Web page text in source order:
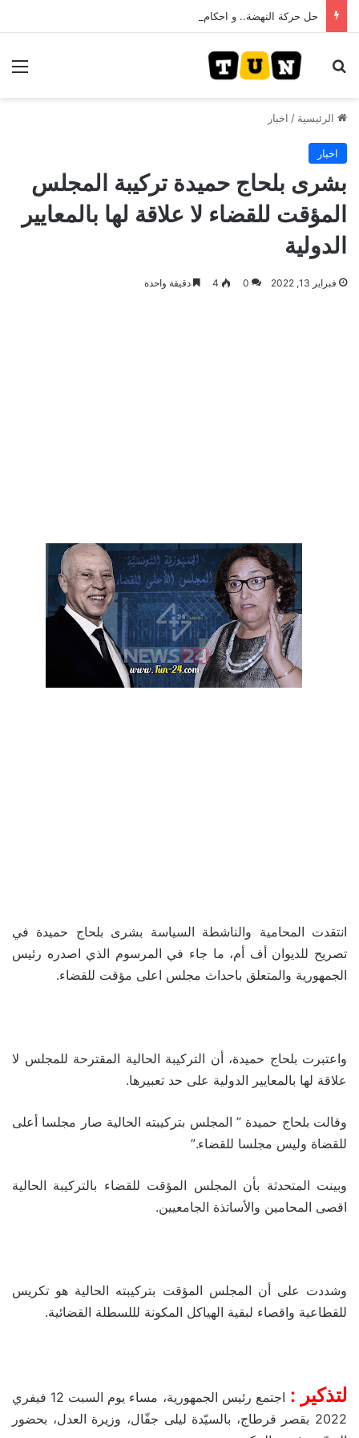
بحث عن
الرئيسية / اخبار
اخبار
بشرى بلحاج حميدة تركيبة المجلس
المؤقت للقضاء لا علاقة لها بالمعايير
الدولية
فبراير 13, 2022 0
4 دقيقة واحدة
انتقدت المحامية والناشطة السياسة بشرى بلحاج حميدة في
تصريح للديوان أف أم، ما جاء في المرسوم الذي اصدره رئيس
الجمهورية والمتعلق باحداث مجلس اعلى مؤقت للقضاء.
واعتبرت بلحاج حميدة، أن التركيبة الحالية المقترحة للمجلس لا
علاقة لها بالمعايير الدولية على حد تعبيرها.
وقالت بلحاج حميدة ” المجلس بتركيبته الحالية صار مجلسا أعلى
للقضاة وليس مجلسا للقضاء.”
وبينت المتحدثة بأن المجلس المؤقت للقضاء بالتركيبة الحالية
اقصى المحامين والأساتذة الجامعيين.
وشددت على أن المجلس المؤقت بتركيبته الحالية هو تكريس
للقطاعية واقصاء لبقية الهياكل المكونة لللسطلة القضائية.
لتذكير :
اجتمع رئيس الجمهورية، مساء يوم السبت 12 فيفري
2022 بقصر قرطاج، بالسيّدة ليلى جفّال، وزيرة العدل، بحضور